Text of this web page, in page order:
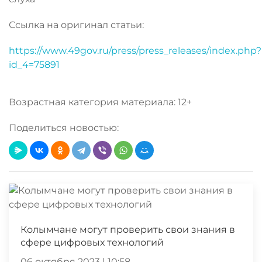
Ссылка на оригинал статьи:
https://www.49gov.ru/press/press_releases/index.php?
id_4=75891
Возрастная категория материала: 12+
Поделиться новостью:
Колымчане могут проверить свои знания в
сфере цифровых технологий